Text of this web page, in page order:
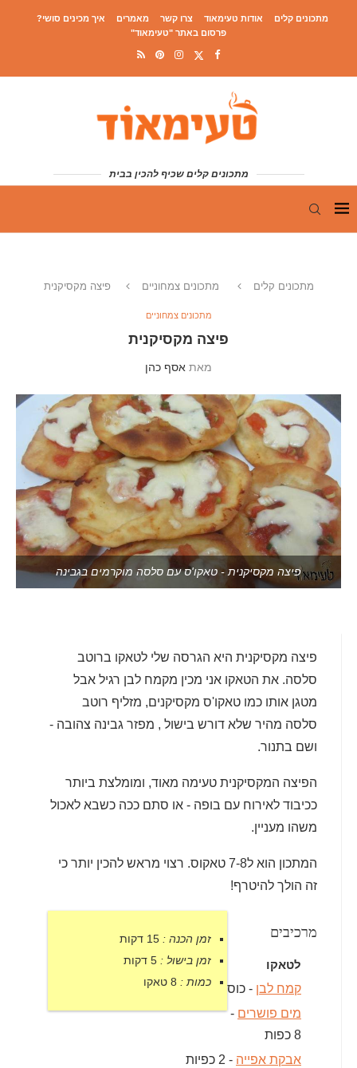
מתכונים קלים אודות טעימאוד צרו קשר מאמרים
איך מכינים סושי?
פרסום באתר "טעימאוד"
מתכונים קלים שכיף להכין בבית
מתכונים קלים מתכונים צמחוניים פיצה מקסיקנית
מתכונים צמחוניים
פיצה מקסיקנית
מאת אסף כהן
פיצה מקסיקנית - טאקו'ס עם סלסה מוקרמים בגבינה
פיצה מקסיקנית היא הגרסה שלי לטאקו ברוטב
סלסה. את הטאקו אני מכין מקמח לבן רגיל אבל
מטגן אותו כמו טאקו'ס מקסיקנים, מזליף רוטב
סלסה מהיר שלא דורש בישול , מפזר גבינה צהובה -
ושם בתנור.
הפיצה המקסיקנית טעימה מאוד, ומומלצת ביותר
ככיבוד לאירוח עם בופה - או סתם ככה כשבא לאכול
משהו מעניין.
המתכון הוא ל7-8 טאקוס. רצוי מראש להכין יותר כי
זה הולך להיטרף!
זמן הכנה : 15 דקות
זמן בישול : 5 דקות
כמות : 8 טאקו
מרכיבים
לטאקו
קמח לבן - כוס
מים פושרים -
8 כפות
אבקת אפייה - 2 כפיות